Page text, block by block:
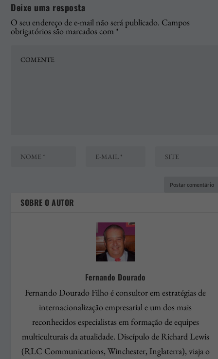
Deixe uma resposta
O seu endereço de e-mail não será publicado. Campos
obrigatórios são marcados com *
SOBRE O AUTOR
Fernando Dourado
Fernando Dourado Filho é consultor em estratégias de
internacionalização empresarial e um dos mais
reconhecidos especialistas em formação de equipes
multiculturais da atualidade. Discípulo de Richard Lewis
(RLC Communications, Winchester, Inglaterra), viaja o